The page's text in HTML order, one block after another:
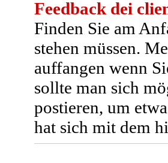
Feedback dei
Finden Sie am
stehen müssen.
auffangen wenn
sollte man sich
postieren, um
hat sich mit dem